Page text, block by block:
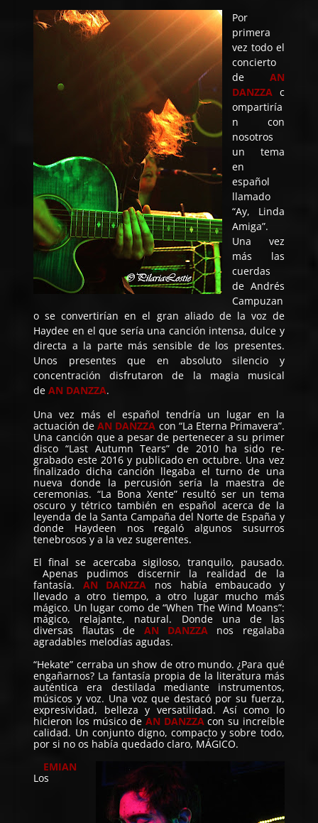
Por
primera
vez todo el
concierto
de AN
DANZZA c
ompartiría
n con
nosotros
un tema
en
español
llamado
“Ay, Linda
Amiga”.
Una vez
más las
cuerdas
de Andrés
Campuzan
o se convertirían en el gran aliado de la voz de
Haydee en el que sería una canción intensa, dulce y
directa a la parte más sensible de los presentes.
Unos presentes que en absoluto silencio y
concentración disfrutaron de la magia musical
deAN DANZZA.
Una vez más el español tendría un lugar en la
actuación deAN DANZZA con “La Eterna Primavera”.
Una canción que a pesar de pertenecer a su primer
disco “Last Autumn Tears” de 2010 ha sido re-
grabado este 2016 y publicado en octubre. Una vez
finalizado dicha canción llegaba el turno de una
nueva donde la percusión sería la maestra de
ceremonias. “La Bona Xente” resultó ser un tema
oscuro y tétrico también en español acerca de la
leyenda de la Santa Campaña del Norte de España y
donde Haydeen nos regaló algunos susurros
tenebrosos y a la vez sugerentes.
El final se acercaba sigiloso, tranquilo, pausado.
Apenas pudimos discernir la realidad de la
fantasía. AN DANZZA nos había embaucado y
llevado a otro tiempo, a otro lugar mucho más
mágico. Un lugar como de “When The Wind Moans”:
mágico, relajante, natural. Donde una de las
diversas flautas de AN DANZZA nos regalaba
agradables melodías agudas.
“Hekate” cerraba un show de otro mundo. ¿Para qué
engañarnos? La fantasía propia de la literatura más
auténtica era destilada mediante instrumentos,
músicos y voz. Una voz que destacó por su fuerza,
expresividad, belleza y versatilidad. Así como lo
hicieron los músico de AN DANZZA con su increíble
calidad. Un conjunto digno, compacto y sobre todo,
por si no os había quedado claro, MÁGICO.
EMIAN
Los